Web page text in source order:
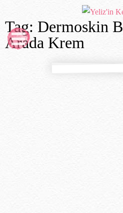
Tag: Dermoskin
Arada Krem